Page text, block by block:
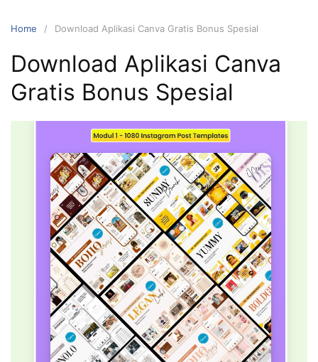
Home Download Aplikasi Canva Gratis Bonus Spesial
Download Aplikasi Canva
Gratis Bonus Spesial